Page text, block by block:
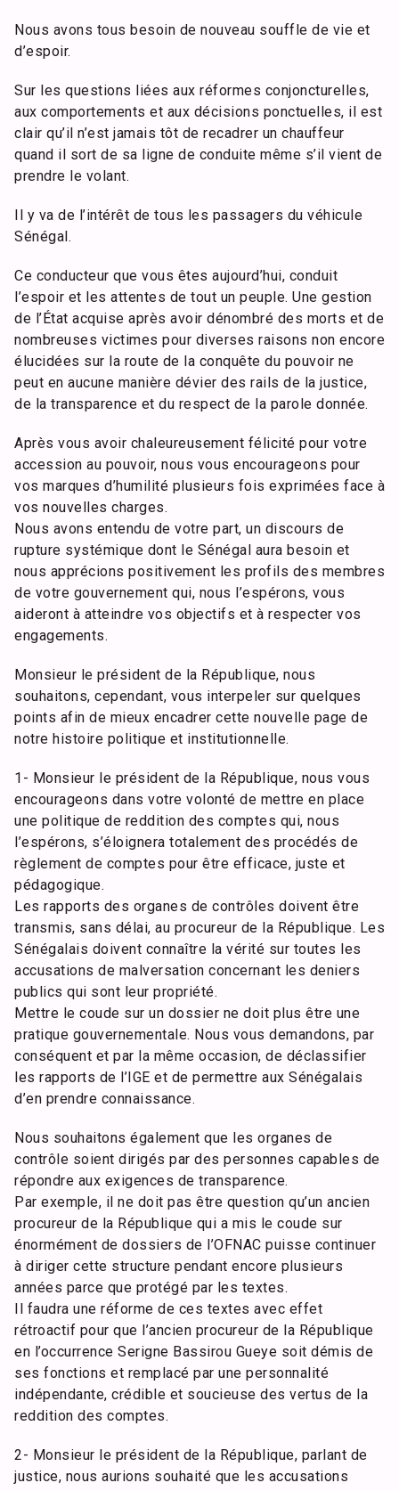
Nous avons tous besoin de nouveau souffle de vie et
d’espoir.
Sur les questions liées aux réformes conjoncturelles,
aux comportements et aux décisions ponctuelles, il est
clair qu’il n’est jamais tôt de recadrer un chauffeur
quand il sort de sa ligne de conduite même s’il vient de
prendre le volant.
Il y va de l’intérêt de tous les passagers du véhicule
Sénégal.
Ce conducteur que vous êtes aujourd’hui, conduit
l’espoir et les attentes de tout un peuple. Une gestion
de l’État acquise après avoir dénombré des morts et de
nombreuses victimes pour diverses raisons non encore
élucidées sur la route de la conquête du pouvoir ne
peut en aucune manière dévier des rails de la justice,
de la transparence et du respect de la parole donnée.
Après vous avoir chaleureusement félicité pour votre
accession au pouvoir, nous vous encourageons pour
vos marques d’humilité plusieurs fois exprimées face à
vos nouvelles charges.
Nous avons entendu de votre part, un discours de
rupture systémique dont le Sénégal aura besoin et
nous apprécions positivement les profils des membres
de votre gouvernement qui, nous l’espérons, vous
aideront à atteindre vos objectifs et à respecter vos
engagements.
Monsieur le président de la République, nous
souhaitons, cependant, vous interpeler sur quelques
points afin de mieux encadrer cette nouvelle page de
notre histoire politique et institutionnelle.
1- Monsieur le président de la République, nous vous
encourageons dans votre volonté de mettre en place
une politique de reddition des comptes qui, nous
l’espérons, s’éloignera totalement des procédés de
règlement de comptes pour être efficace, juste et
pédagogique.
Les rapports des organes de contrôles doivent être
transmis, sans délai, au procureur de la République. Les
Sénégalais doivent connaître la vérité sur toutes les
accusations de malversation concernant les deniers
publics qui sont leur propriété.
Mettre le coude sur un dossier ne doit plus être une
pratique gouvernementale. Nous vous demandons, par
conséquent et par la même occasion, de déclassifier
les rapports de l’IGE et de permettre aux Sénégalais
d’en prendre connaissance.
Nous souhaitons également que les organes de
contrôle soient dirigés par des personnes capables de
répondre aux exigences de transparence.
Par exemple, il ne doit pas être question qu’un ancien
procureur de la République qui a mis le coude sur
énormément de dossiers de l’OFNAC puisse continuer
à diriger cette structure pendant encore plusieurs
années parce que protégé par les textes.
Il faudra une réforme de ces textes avec effet
rétroactif pour que l’ancien procureur de la République
en l’occurrence Serigne Bassirou Gueye soit démis de
ses fonctions et remplacé par une personnalité
indépendante, crédible et soucieuse des vertus de la
reddition des comptes.
2- Monsieur le président de la République, parlant de
justice, nous aurions souhaité que les accusations